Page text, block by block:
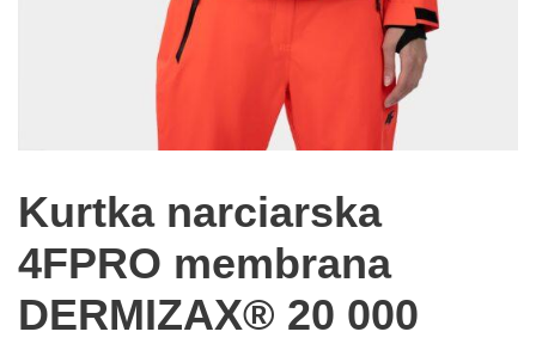
Kurtka narciarska
4FPRO membrana
DERMIZAX® 20 000